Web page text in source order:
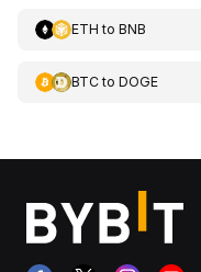
ETH to BNB
BTCto DOGE